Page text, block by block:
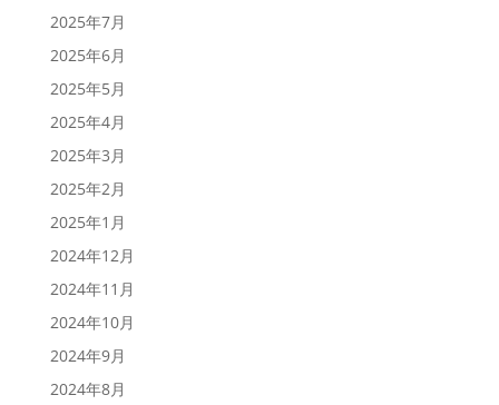
2025年7月
2025年6月
2025年5月
2025年4月
2025年3月
2025年2月
2025年1月
2024年12月
2024年11月
2024年10月
2024年9月
2024年8月